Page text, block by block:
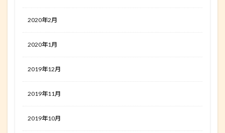
2020年2月
2020年1月
2019年12月
2019年11月
2019年10月